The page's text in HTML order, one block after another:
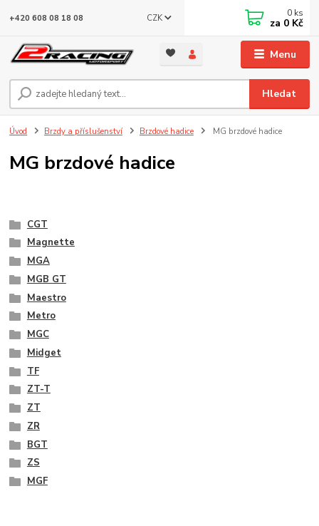
Menu
CZK
Hledat
+420 608 08 18 08 0 ks
za 0 Kč
Úvod Brzdy a příslušenství Brzdové hadice MG brzdové hadice
MG brzdové hadice
CGT
Magnette
MGA
MGB GT
Maestro
Metro
MGC
Midget
TF
ZT-T
ZT
ZR
BGT
ZS
MGF